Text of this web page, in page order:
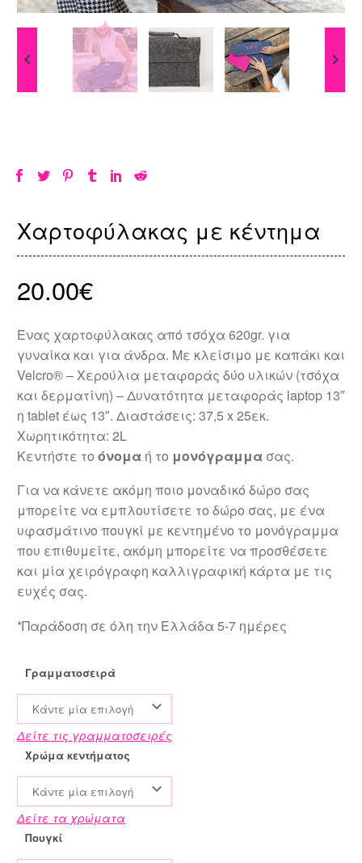
Χαρτοφύλακας με κέντημα
20.00€
Ένας χαρτοφύλακας από τσόχα 620gr. για
γυναίκα και για άνδρα. Με κλείσιμο με καπάκι και
Velcro® – Χερούλια μεταφοράς δύο υλικών (τσόχα
και δερματίνη) – Δυνατότητα μεταφοράς laptop 13″
η tablet έως 13″. Διαστάσεις: 37,5 x 25εκ.
Χωρητικότητα: 2L
Κεντήστε το όνομα ή το μονόγραμμα σας.
Για να κάνετε ακόμη ποιο μοναδικό δώρο σας
μπορείτε να εμπλουτίσετε το δώρο σας, με ένα
υφασμάτινο πουγκί με κεντημένο το μονόγραμμα
που επιθυμείτε, ακόμη μπορείτε να προσθέσετε
και μία χειρόγραφη καλλιγραφική κάρτα με τις
ευχές σας.
*Παράδοση σε όλη την Ελλάδα 5-7 ημέρες
Γραμματοσειρά
Κάντε μία επιλογή
Δείτε τις γραμματοσειρές
Χρώμα κεντήματος
Κάντε μία επιλογή
Δείτε τα χρώματα
Πουγκί